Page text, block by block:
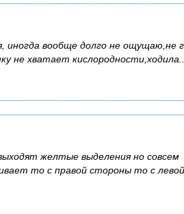
иногда вообще долго не ощущаю,не
не хватает кислородности,ходила...
желтые выделения но совсем
то с правой стороны то с левой